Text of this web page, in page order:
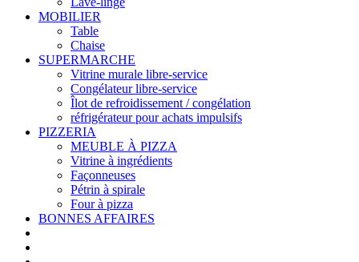
MOBILIER
Table
Chaise
SUPERMARCHE
Vitrine murale libre-service
Congélateur libre-service
Îlot de refroidissement / congélation
réfrigérateur pour achats impulsifs
PIZZERIA
MEUBLE À PIZZA
Vitrine à ingrédients
Façonneuses
Pétrin à spirale
Four à pizza
BONNES AFFAIRES